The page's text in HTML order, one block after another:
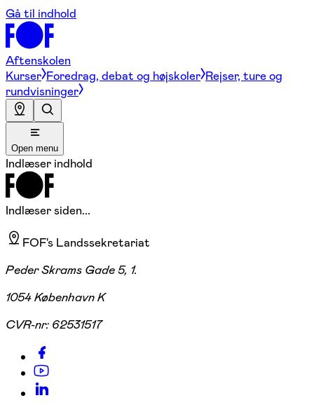
Gå til indhold
Aftenskolen
Kurser Foredrag, debat og højskoler Rejser, ture og
rundvisninger
Open menu
Indlæser indhold
Indlæser siden...
FOF's Landssekretariat
Peder Skrams Gade 5, 1.
1054 København K
CVR-nr: 62531517